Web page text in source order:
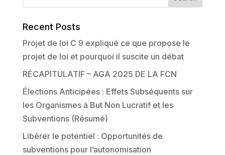
Recent Posts
Projet de loi C 9 expliqué ce que propose le
projet de loi et pourquoi il suscite un débat
RÉCAPITULATIF – AGA 2025 DE LA FCN
Élections Anticipées : Effets Subséquents sur
les Organismes à But Non Lucratif et les
Subventions (Résumé)
Libérer le potentiel : Opportunités de
subventions pour l’autonomisation